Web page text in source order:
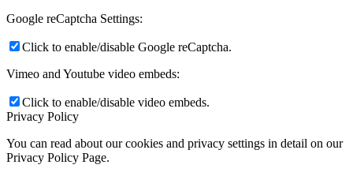
Google reCaptcha Settings:
Click to enable/disable Google reCaptcha.
Vimeo and Youtube video embeds:
Click to enable/disable video embeds.
Privacy Policy
You can read about our cookies and privacy settings in detail on our
Privacy Policy Page.